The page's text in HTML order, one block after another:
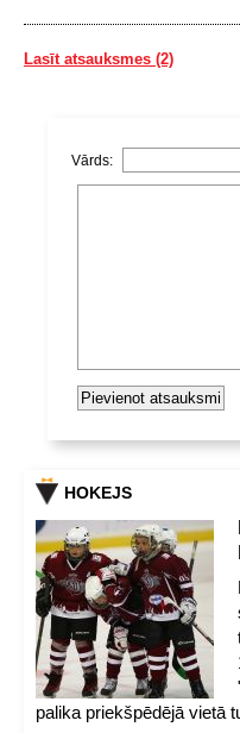
Lasīt atsauksmes (2)
Vārds:
HOKEJS
palika priekšpēdējā vietā